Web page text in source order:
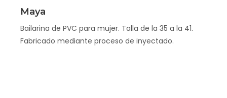
Maya
Bailarina de PVC para mujer. Talla de la 35 a la 41.
Fabricado mediante proceso de inyectado.